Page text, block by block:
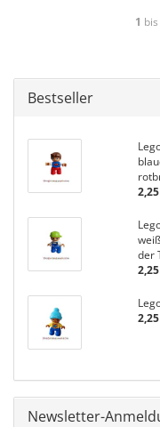
1 bis
Bestseller
der
Newsletter-